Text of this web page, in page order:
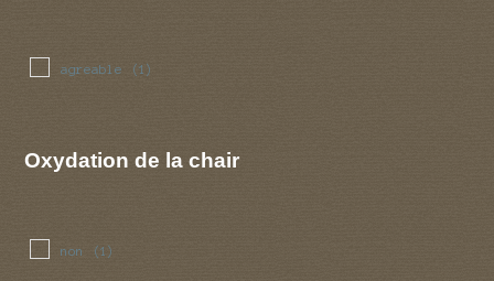
agreable (1)
Oxydation de la chair
non (1)